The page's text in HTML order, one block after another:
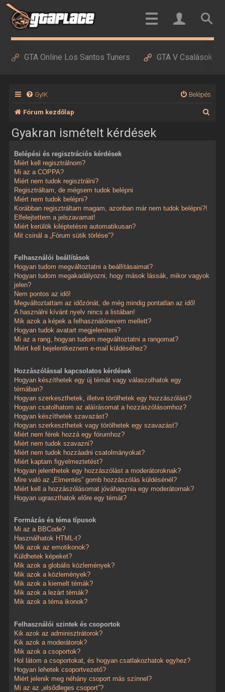
GTA Online Los Santos Tuners GTA V Csalások
GyIK Belépés
Fórum kezdőlap
Gyakran ismételt kérdések
Belépési és regisztrációs kérdések
Miért kell regisztrálnom?
Mi az a COPPA?
Miért nem tudok regisztrálni?
Regisztráltam, de mégsem tudok belépni
Miért nem tudok belépni?
Korábban regisztráltam magam, azonban már nem tudok belépni?!
Elfelejtettem a jelszavamat!
Miért kerülök kiléptetésre automatikusan?
Mit csinál a „Fórum sütik törlése”?
Felhasználói beállítások
Hogyan tudom megváltoztatni a beállításaimat?
Hogyan tudom megakadályozni, hogy mások lássák, mikor vagyok
jelen?
Nem pontos az idő!
Megváltoztattam az időzónát, de még mindig pontatlan az idő!
A használni kívánt nyelv nincs a listában!
Mik azok a képek a felhasználónevem mellett?
Hogyan tudok avatart megjeleníteni?
Mi az a rang, hogyan tudom megváltoztatni a rangomat?
Miért kell bejelentkeznem e-mail küldéséhez?
Hozzászólással kapcsolatos kérdések
Hogyan készíthetek egy új témát vagy válaszolhatok egy
témában?
Hogyan szerkeszthetek, illetve törölhetek egy hozzászólást?
Hogyan csatolhatom az aláírásomat a hozzászólásomhoz?
Hogyan készíthetek szavazást?
Hogyan szerkeszthetek vagy törölhetek egy szavazást?
Miért nem férek hozzá egy fórumhoz?
Miért nem tudok szavazni?
Miért nem tudok hozzáadni csatolmányokat?
Miért kaptam figyelmeztetést?
Hogyan jelenthetek egy hozzászólást a moderátoroknak?
Mire való az „Elmentés” gomb hozzászólás küldésénél?
Miért kell a hozzászólásomat jóváhagynia egy moderátornak?
Hogyan ugraszthatok előre egy témát?
Formázás és téma típusok
Mi az a BBCode?
Használhatok HTML-t?
Mik azok az emotikonok?
Küldhetek képeket?
Mik azok a globális közlemények?
Mik azok a közlemények?
Mik azok a kiemelt témák?
Mik azok a lezárt témák?
Mik azok a téma ikonok?
Felhasználói szintek és csoportok
Kik azok az adminisztrátorok?
Kik azok a moderátorok?
Mik azok a csoportok?
Hol látom a csoportokat, és hogyan csatlakozhatok egyhez?
Hogyan lehetek csoportvezető?
Miért jelenik meg néhány csoport más színnel?
Mi az az „elsődleges csoport”?